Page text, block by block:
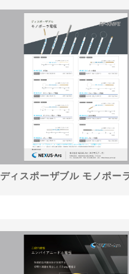
ディスポーザブル モノポー